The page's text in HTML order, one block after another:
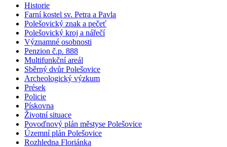
Historie
Farní kostel sv. Petra a Pavla
Polešovický znak a pečeť
Polešovický kroj a nářečí
Významné osobnosti
Penzion č.p. 888
Multifunkční areál
Sběrný dvůr Polešovice
Archeologický výzkum
Prések
Policie
Pískovna
Životní situace
Povoďnový plán městyse Polešovice
Územní plán Polešovice
Rozhledna Floriánka